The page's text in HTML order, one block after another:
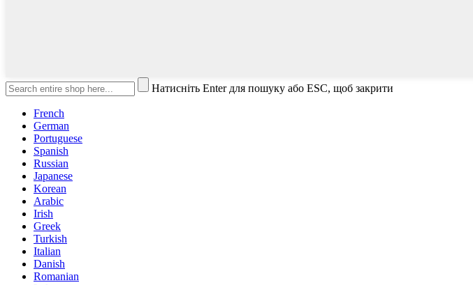
Натисніть Enter для пошуку або ESC, щоб закрити
French
German
Portuguese
Spanish
Russian
Japanese
Korean
Arabic
Irish
Greek
Turkish
Italian
Danish
Romanian